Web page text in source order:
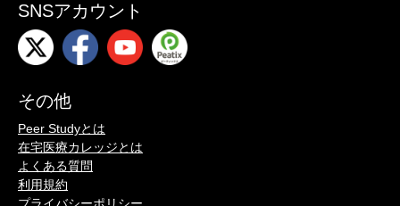
SNSアカウント
その他
Peer Studyとは
在宅医療カレッジとは
よくある質問
利用規約